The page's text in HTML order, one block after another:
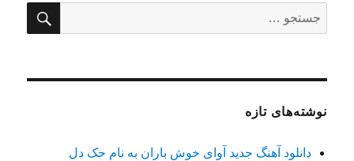
برای:
نوشته‌های تازه
دانلود آهنگ جدید آوای خوش باران به نام حک دل